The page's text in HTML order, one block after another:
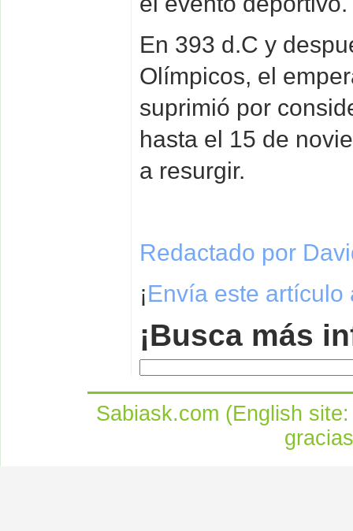
En 393 d.C y
Olímpicos, el
suprimió por
hasta el 15 de
a resurgir.
Redactado por
¡Envía este artículo
¡Busca más
Sabiask.com (English